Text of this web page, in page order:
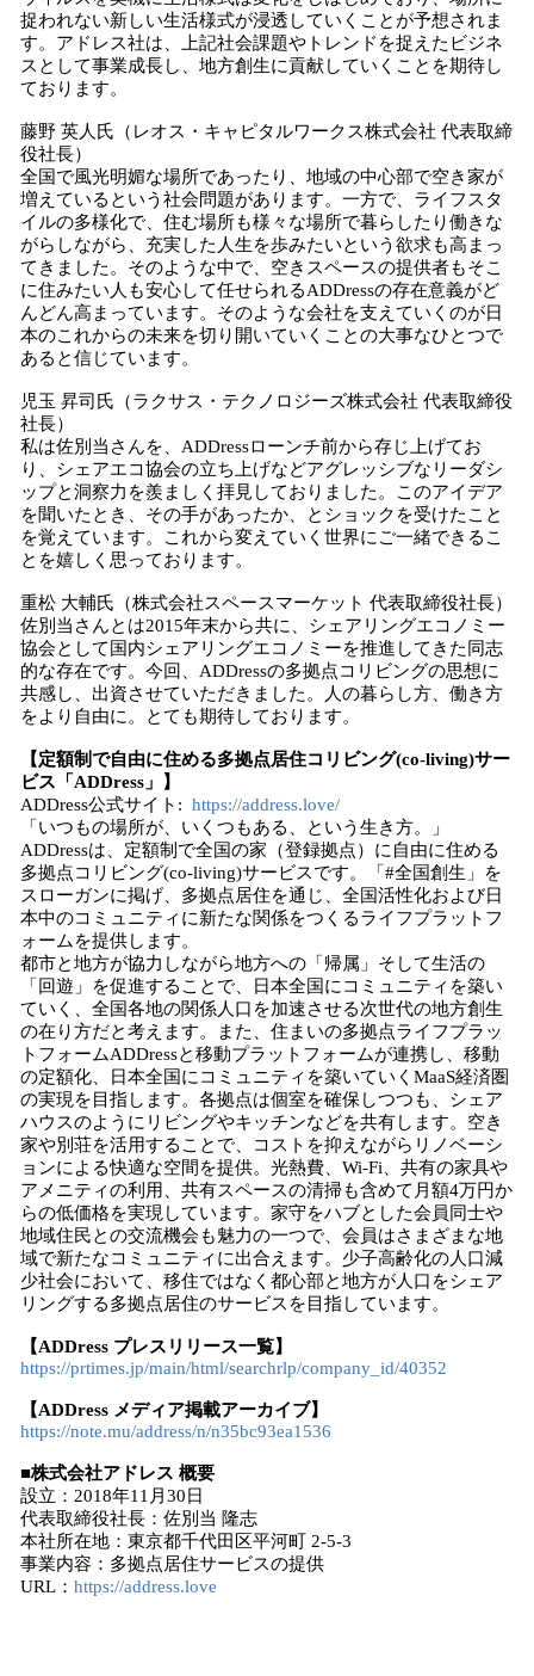
捉われない新しい生活様式が浸透していくことが予想されま
す。アドレス社は、上記社会課題やトレンドを捉えたビジネ
スとして事業成長し、地方創生に貢献していくことを期待し
ております。
藤野 英人氏（レオス・キャピタルワークス株式会社 代表取締
役社長）
全国で風光明媚な場所であったり、地域の中心部で空き家が
増えているという社会問題があります。一方で、ライフスタ
イルの多様化で、住む場所も様々な場所で暮らしたり働きな
がらしながら、充実した人生を歩みたいという欲求も高まっ
てきました。そのような中で、空きスペースの提供者もそこ
に住みたい人も安心して任せられるADDressの存在意義がど
んどん高まっています。そのような会社を支えていくのが日
本のこれからの未来を切り開いていくことの大事なひとつで
あると信じています。
児玉 昇司氏（ラクサス・テクノロジーズ株式会社 代表取締役
社長）
私は佐別当さんを、ADDressローンチ前から存じ上げてお
り、シェアエコ協会の立ち上げなどアグレッシブなリーダシ
ップと洞察力を羨ましく拝見しておりました。このアイデア
を聞いたとき、その手があったか、とショックを受けたこと
を覚えています。これから変えていく世界にご一緒できるこ
とを嬉しく思っております。
重松 大輔氏（株式会社スペースマーケット 代表取締役社長）
佐別当さんとは2015年末から共に、シェアリングエコノミー
協会として国内シェアリングエコノミーを推進してきた同志
的な存在です。今回、ADDressの多拠点コリビングの思想に
共感し、出資させていただきました。人の暮らし方、働き方
をより自由に。とても期待しております。
【定額制で自由に住める多拠点居住コリビング(co-living)サー
ビス「ADDress」】
ADDress公式サイト: https://address.love/
「いつもの場所が、いくつもある、という生き方。」
ADDressは、定額制で全国の家（登録拠点）に自由に住める
多拠点コリビング(co-living)サービスです。「#全国創生」を
スローガンに掲げ、多拠点居住を通じ、全国活性化および日
本中のコミュニティに新たな関係をつくるライフプラットフ
ォームを提供します。
都市と地方が協力しながら地方への「帰属」そして生活の
「回遊」を促進することで、日本全国にコミュニティを築い
ていく、全国各地の関係人口を加速させる次世代の地方創生
の在り方だと考えます。また、住まいの多拠点ライフプラッ
トフォームADDressと移動プラットフォームが連携し、移動
の定額化、日本全国にコミュニティを築いていくMaaS経済圏
の実現を目指します。各拠点は個室を確保しつつも、シェア
ハウスのようにリビングやキッチンなどを共有します。空き
家や別荘を活用することで、コストを抑えながらリノベーシ
ョンによる快適な空間を提供。光熱費、Wi-Fi、共有の家具や
アメニティの利用、共有スペースの清掃も含めて月額4万円か
らの低価格を実現しています。家守をハブとした会員同士や
地域住民との交流機会も魅力の一つで、会員はさまざまな地
域で新たなコミュニティに出合えます。少子高齢化の人口減
少社会において、移住ではなく都心部と地方が人口をシェア
リングする多拠点居住のサービスを目指しています。
【ADDress プレスリリース一覧】
https://prtimes.jp/main/html/searchrlp/company_id/40352
【ADDress メディア掲載アーカイブ】
https://note.mu/address/n/n35bc93ea1536
■株式会社アドレス 概要
設立：2018年11月30日
代表取締役社長：佐別当 隆志
本社所在地：東京都千代田区平河町 2-5-3
事業内容：多拠点居住サービスの提供
URL： https://address.love